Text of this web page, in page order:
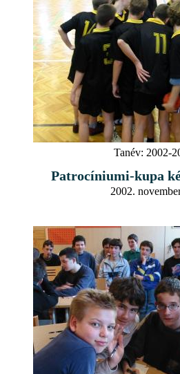
Tanév: 2002-
Patrocíniumi-kupa
2002.